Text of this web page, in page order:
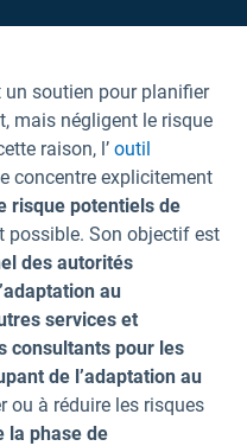
soutien pour planifier
mais négligent le risque
raison, l’ outil
concentre explicitement
risque potentiels de
possible. Son objectif est
des autorités
au
services et
consultants pour les
de l’adaptation au
ou à réduire les risques
la phase de